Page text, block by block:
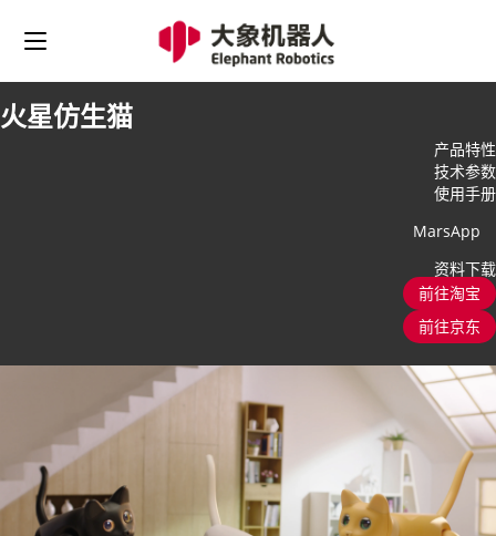
火星仿生猫
产品特性
技术参数
使用手册
MarsApp
资料下载
前往淘宝
前往京东